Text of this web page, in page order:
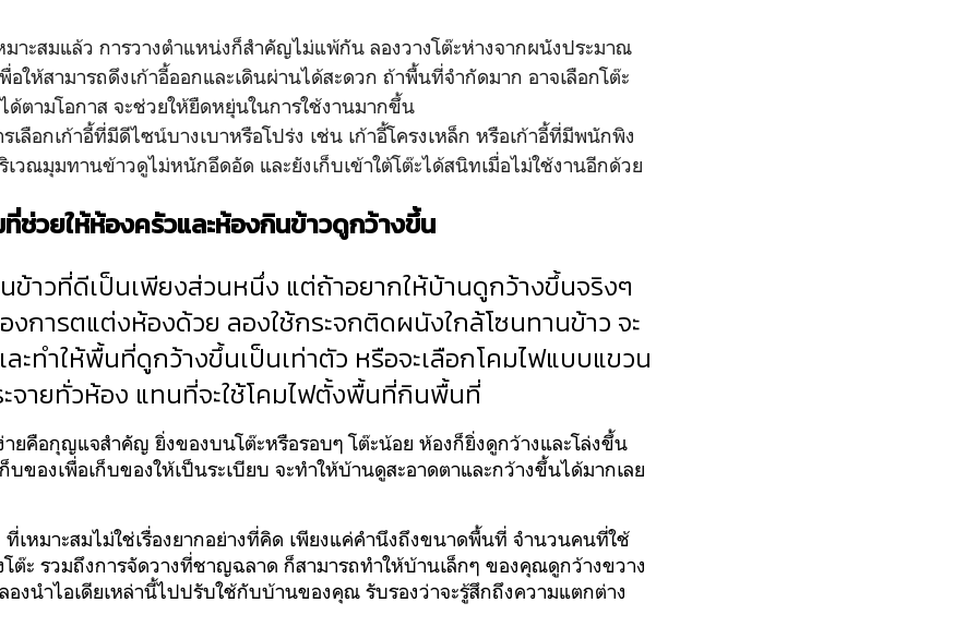
มาะสมแล้ว การวางตำแหน่งก็สำคัญไม่แพ้กัน ลองวางโต๊ะห่างจากผนังประมาณ
อให้สามารถดึงเก้าอี้ออกและเดินผ่านได้สะดวก ถ้าพื้นที่จำกัดมาก อาจเลือกโต๊ะ
ตามโอกาส จะช่วยให้ยืดหยุ่นในการใช้งานมากขึ้น
เลือกเก้าอี้ที่มีดีไซน์บางเบาหรือโปร่ง เช่น เก้าอี้โครงเหล็ก หรือเก้าอี้ที่มีพนักพิง
วณมุมทานข้าวดูไม่หนักอึดอัด และยังเก็บเข้าใต้โต๊ะได้สนิทเมื่อไม่ใช้งานอีกด้วย
ช่วยให้ห้องครัวและห้องกินข้าวดูกว้างขึ้น
ข้าวที่ดีเป็นเพียงส่วนหนึ่ง แต่ถ้าอยากให้บ้านดูกว้างขึ้นจริงๆ
การตแต่งห้องด้วย ลองใช้กระจกติดผนังใกล้โซนทานข้าว จะ
ะทำให้พื้นที่ดูกว้างขึ้นเป็นเท่าตัว หรือจะเลือกโคมไฟแบบแขวน
จายทั่วห้อง แทนที่จะใช้โคมไฟตั้งพื้นที่กินพื้นที่
ายคือกุญแจสำคัญ ยิ่งของบนโต๊ะหรือรอบๆ โต๊ะน้อย ห้องก็ยิ่งดูกว้างและโล่งขึ้น
บของเพื่อเก็บของให้เป็นระเบียบ จะทำให้บ้านดูสะอาดตาและกว้างขึ้นได้มากเลย
ที่เหมาะสมไม่ใช่เรื่องยากอย่างที่คิด เพียงแค่คำนึงถึงขนาดพื้นที่ จำนวนคนที่ใช้
ต๊ะ รวมถึงการจัดวางที่ชาญฉลาด ก็สามารถทำให้บ้านเล็กๆ ของคุณดูกว้างขวาง
องนำไอเดียเหล่านี้ไปปรับใช้กับบ้านของคุณ รับรองว่าจะรู้สึกถึงความแตกต่าง